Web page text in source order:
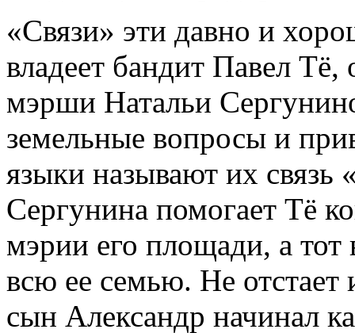
«Связи» эти давно и
владеет бандит Павел
мэрши Натальи
земельные вопросы и
языки называют их связь
Сергунина помогает Тё
мэрии его площади, а тот
всю ее семью. Не
сын Александр начинал